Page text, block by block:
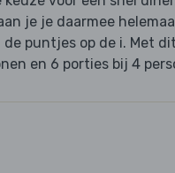
je je daarmee
puntjes op de i. Met
en 6 porties bij 4